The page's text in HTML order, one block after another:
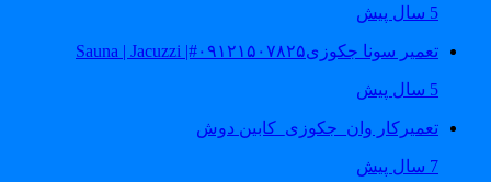
تعمیر سونا جکوزی۰۹۱۲۱۵۰۷۸۲۵#| Sauna | Jacuzzi
تعمیرکار وان_جکوزی_کابین دوش